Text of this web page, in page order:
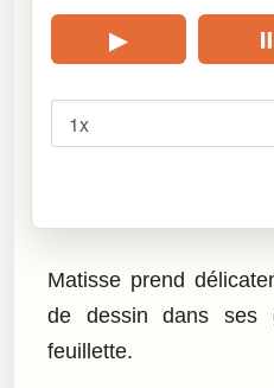
▶ ⏸
Matisse prend
de dessin dans ses
feuillette.